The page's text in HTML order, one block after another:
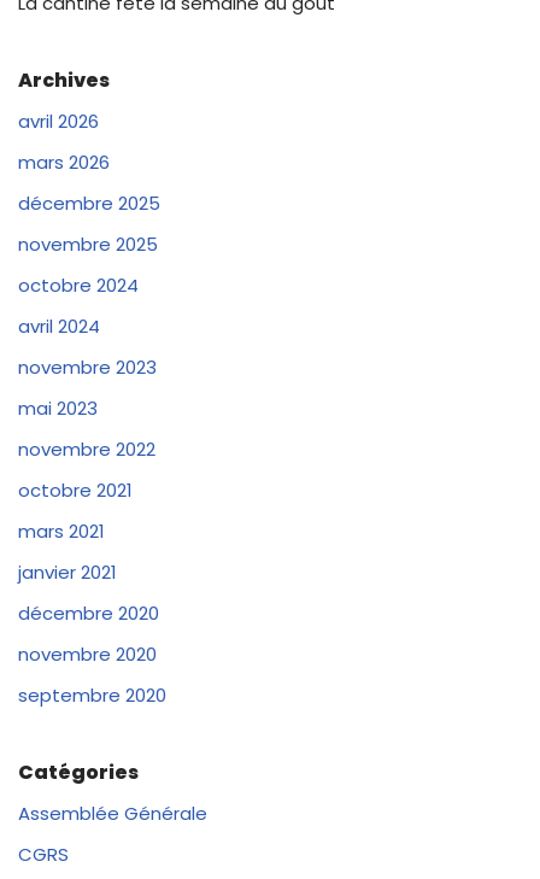
Archives
avril 2026
mars 2026
décembre 2025
novembre 2025
octobre 2024
avril 2024
novembre 2023
mai 2023
novembre 2022
octobre 2021
mars 2021
janvier 2021
décembre 2020
novembre 2020
septembre 2020
Catégories
Assemblée Générale
CGRS